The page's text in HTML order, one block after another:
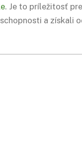
. Je to príležitosť
a získali